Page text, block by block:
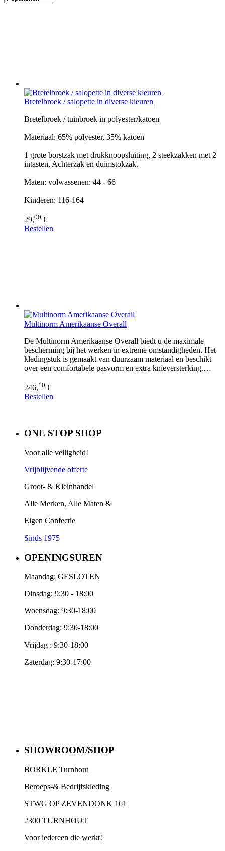
Bretelbroek / salopette in diverse kleuren
Bretelbroek / tuinbroek in polyester/katoen
Materiaal: 65% polyester, 35% katoen
1 grote borstzak met drukknoopsluiting, 2 steekzakken met 2
intasten, Achterzak en duimstokzak.
Maten: volwassenen: 44 - 66
Kinderen: 116-164
29,00 €
Bestellen
Multinorm Amerikaanse Overall
De Multinorm Amerikaanse Overall biedt u de maximale
bescherming bij het werken in extreme omstandigheden. Het
kledingstuk is gemaakt van duurzaam materiaal en beschikt
over een comfortabele pasvorm en extra knieversterking.…
246,10 €
Bestellen
ONE STOP SHOP
Voor alle veiligheid!
Vrijblijvende offerte
Groot- & Kleinhandel
Alle Merken, Alle Maten &
Eigen Confectie
Sinds 1975
OPENINGSUREN
Maandag: GESLOTEN
Dinsdag: 9:30 - 18:00
Woensdag: 9:30-18:00
Donderdag: 9:30-18:00
Vrijdag : 9:30-18:00
Zaterdag: 9:30-17:00
SHOWROOM/SHOP
BORKLE Turnhout
Beroeps-& Bedrijfskleding
STWG OP ZEVENDONK 161
2300 TURNHOUT
Voor iedereen die werkt!